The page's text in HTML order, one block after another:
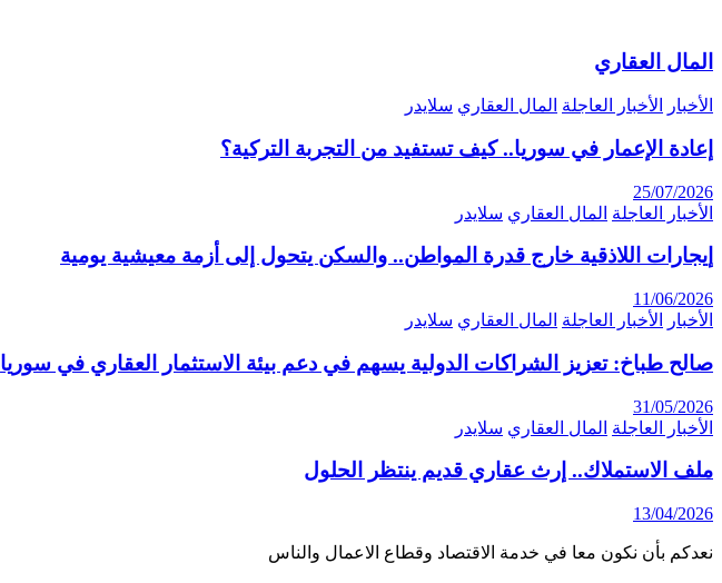
المال العقاري
الأخبار الأخبار العاجلة المال العقاري سلايدر
إعادة الإعمار في سوريا.. كيف تستفيد من التجربة التركية؟
25/07/2026
الأخبار العاجلة المال العقاري سلايدر
إيجارات اللاذقية خارج قدرة المواطن.. والسكن يتحول إلى أزمة معيشية يومية
11/06/2026
الأخبار
الأخبار العاجلة المال العقاري سلايدر
صالح طباخ: تعزيز الشراكات الدولية يسهم في دعم بيئة الاستثمار العقاري في سوريا
31/05/2026
الأخبار العاجلة المال العقاري سلايدر
ملف الاستملاك.. إرث عقاري قديم ينتظر الحلول
13/04/2026
نعدكم بأن نكون معا في خدمة الاقتصاد وقطاع الاعمال والناس